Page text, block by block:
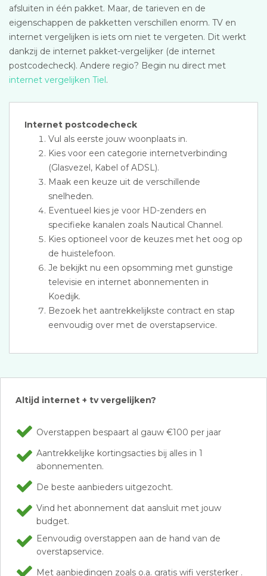
afsluiten in één pakket. Maar, de tarieven en de
eigenschappen de pakketten verschillen enorm. TV en
internet vergelijken is iets om niet te vergeten. Dit werkt
dankzij de internet pakket-vergelijker (de internet
postcodecheck). Andere regio? Begin nu direct met
internet vergelijken Tiel.
Internet postcodecheck
Vul als eerste jouw woonplaats in.
Kies voor een categorie internetverbinding
(Glasvezel, Kabel of ADSL).
Maak een keuze uit de verschillende
snelheden.
Eventueel kies je voor HD-zenders en
specifieke kanalen zoals Nautical Channel.
Kies optioneel voor de keuzes met het oog op
de huistelefoon.
Je bekijkt nu een opsomming met gunstige
televisie en internet abonnementen in
Koedijk.
Bezoek het aantrekkelijkste contract en stap
eenvoudig over met de overstapservice.
Altijd internet + tv vergelijken?
Overstappen bespaart al gauw €100 per jaar
Aantrekkelijke kortingsacties bij alles in 1
abonnementen.
De beste aanbieders uitgezocht.
Vind het abonnement dat aansluit met jouw
budget.
Eenvoudig overstappen aan de hand van de
overstapservice.
Met aanbiedingen zoals o.a. gratis wifi versterker .